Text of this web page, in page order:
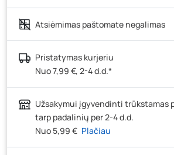
Ateities g. 15, Vilnius- 0 vienetų
Kauno r., Narsiečių k., Vytauto g.
vienetai
Šilutės pl. 83A, Klaipėda
Pramonės g. 7, Šiauliai
Santaikos g. 26B, Alytus - 0
J. Basanavičiaus g. 6, Utena
Novočėbės k. 3, Kėdainiai- 0
Atsiėmimas paštomate negalimas
Pristatymas kurjeriu
Nuo 7,99 €, 2-4 d.d.*
Užsakymui įgyvendinti trūkstamas
tarp padalinių per 2-4 d.d.
Nuo 5,99 € Plačiau